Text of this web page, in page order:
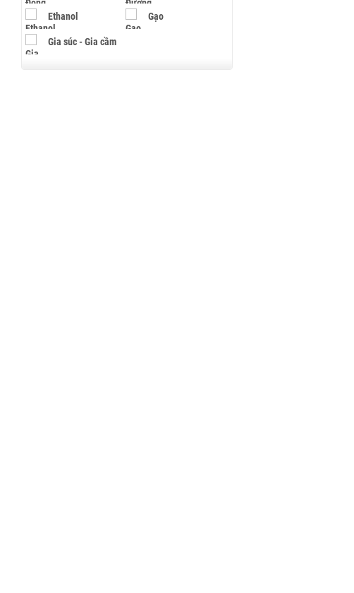
Ethanol Gạo
Gia súc - Gia cầm